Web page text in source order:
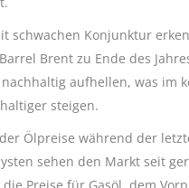
schwachen Konjunktur
Brent zu Ende des
aufhellen, was im
steigen.
Ölpreise während der
sehen den Markt seit
Preise für Gasöl, dem